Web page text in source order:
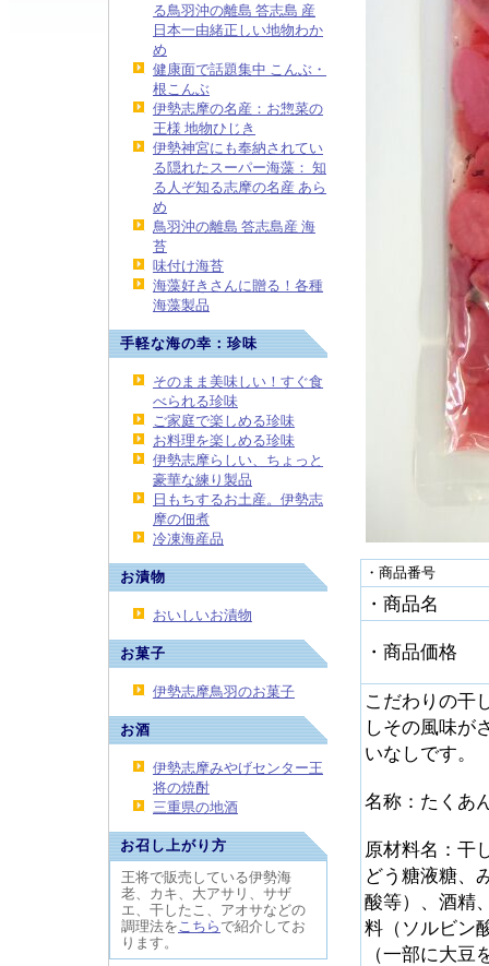
る鳥羽沖の離島 答志島 産
日本一由緒正しい地物わか
め
健康面で話題集中 こんぶ・
根こんぶ
伊勢志摩の名産：お惣菜の
王様 地物ひじき
伊勢神宮にも奉納されてい
る隠れたスーパー海藻： 知
る人ぞ知る志摩の名産 あら
め
鳥羽沖の離島 答志島産 海
苔
味付け海苔
海藻好きさんに贈る！各種
海藻製品
手軽な海の幸：珍味
そのまま美味しい！すぐ食
べられる珍味
ご家庭で楽しめる珍味
お料理を楽しめる珍味
伊勢志摩らしい、ちょっと
豪華な練り製品
日もちするお土産。伊勢志
摩の佃煮
冷凍海産品
お漬物
おいしいお漬物
お菓子
伊勢志摩鳥羽のお菓子
お酒
伊勢志摩みやげセンター王
将の焼酎
三重県の地酒
お召し上がり方
王将で販売している伊勢海
老、カキ、大アサリ、サザ
エ、干したこ、アオサなどの
調理法をこちら で紹介してお
ります。
・商品番号
・商品名
・商品価格
こだわりの干
しその風味が
いなしです。
名称：たく
原材料名：干
どう糖液糖、
酸等）、酒精
料（ソルビン
（一部に大豆